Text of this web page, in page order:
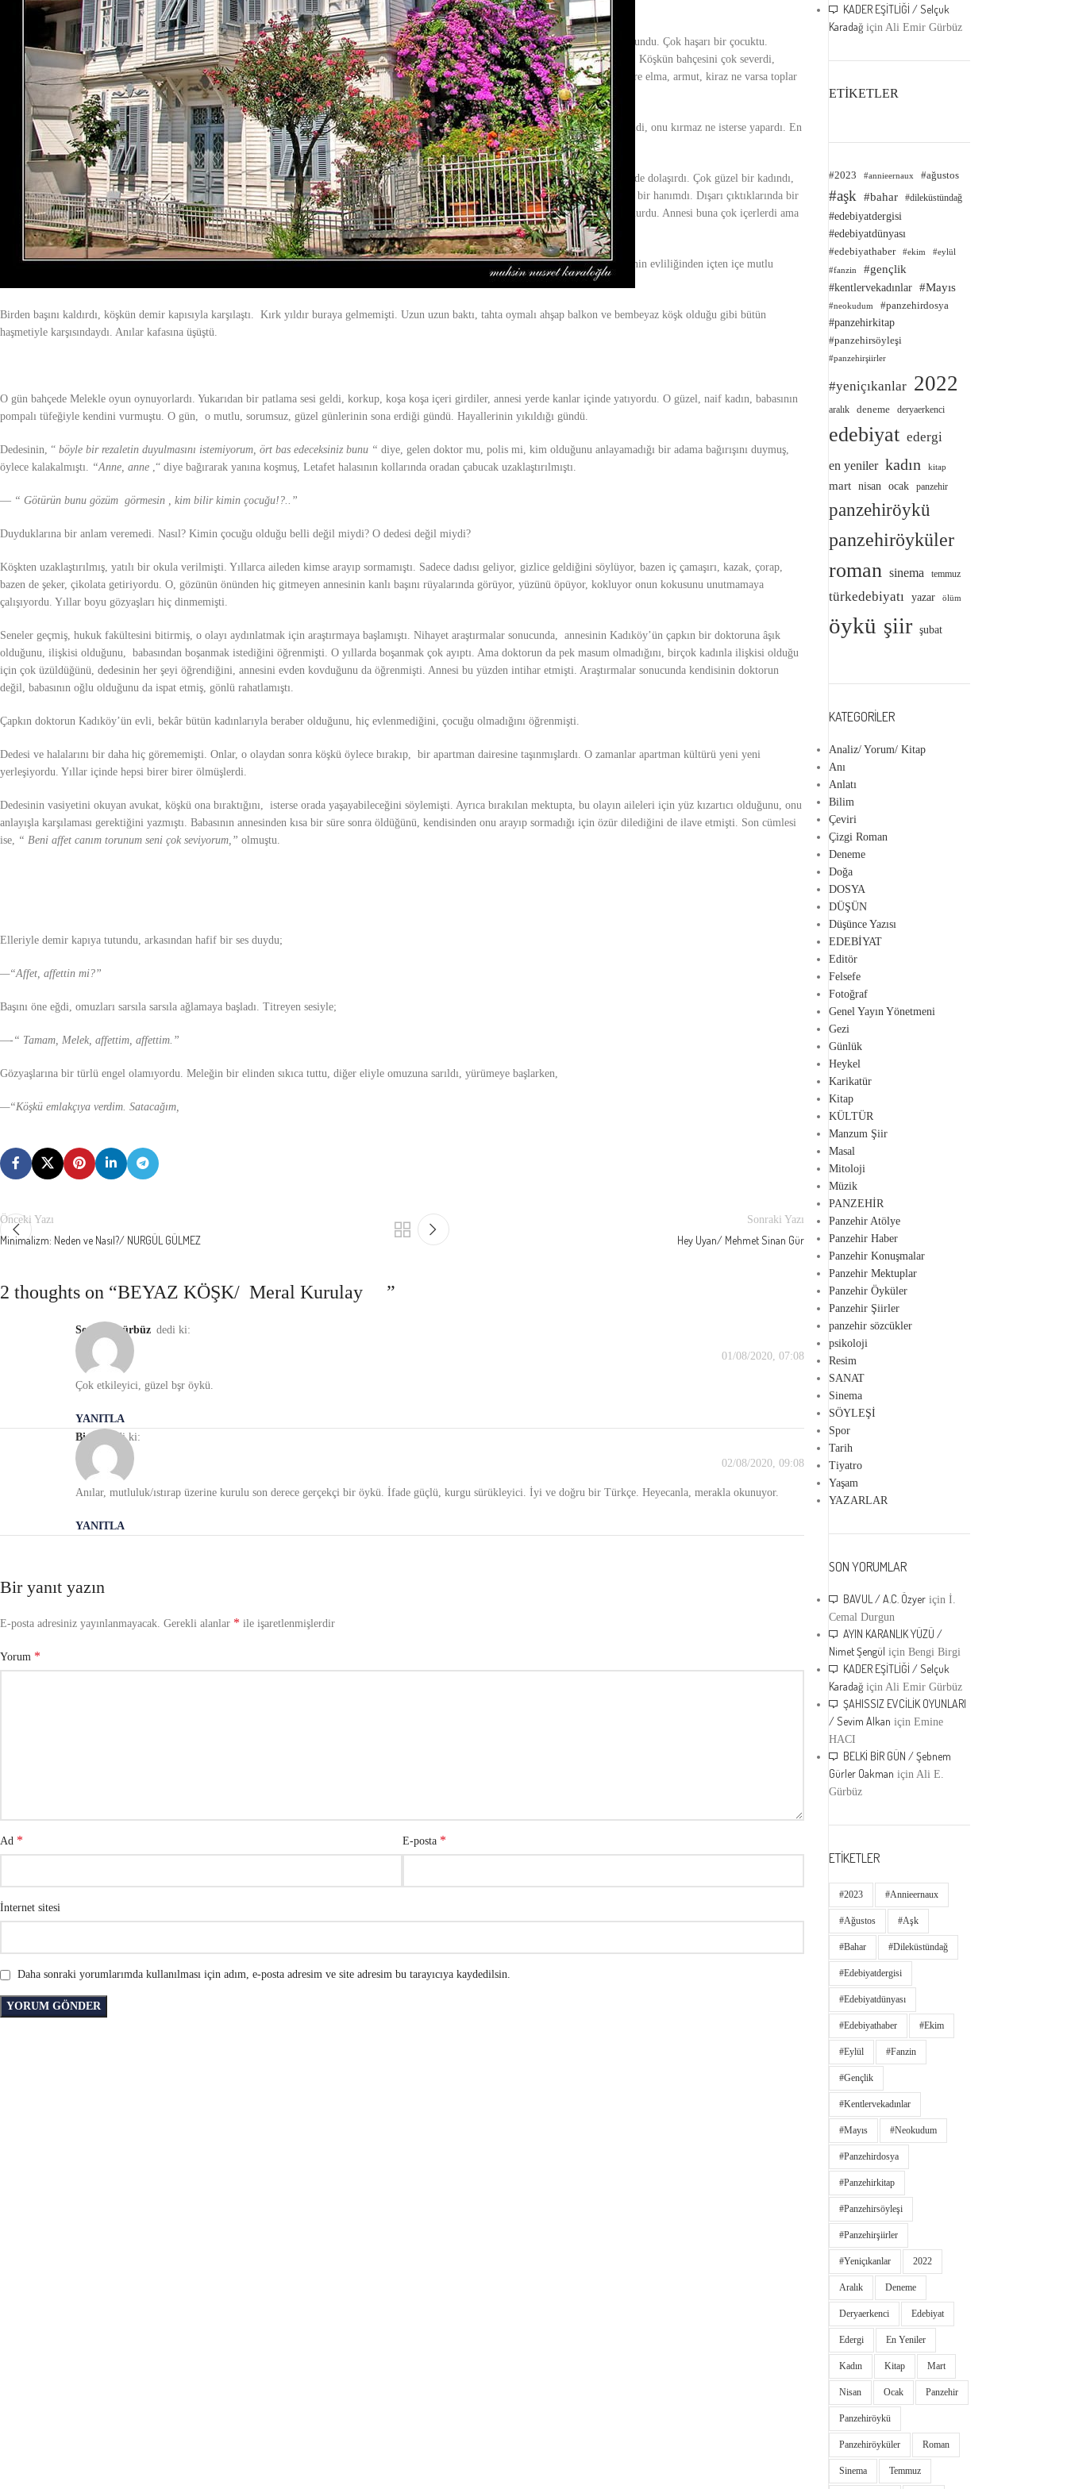
–Dedesi,“bize sepetçiler derler yavrum, biz sepetçiyiz, ” der, hep birlikte gülerlerdi.
Etrafta tanınan bilinen bir aileydiler. Onunda iki halası vardı hiç evlenmemişlerdi. Nezaket ve Nefaset, onu çok severlerdi, evde tek erkek torundu. Çok haşarı bir çocuktu.
Köşkün tırabzanlarından kayar, antika eşyalarla dolu salonda halalarıyla koşmaca oynardı. Yalnız bir çocuktu aslında, yine de çok mutluydu. Köşkün bahçesini çok severdi,
yeşillikler arasında oyun oynar, fıskiyeli havuzda kayığını yüzdürürdü. Bahçede her çeşit meyve ağacı vardı. Hepsine tırmanır, mevsimine göre elma, armut, kiraz ne varsa toplar
yerdi. Meyveler sepetlere doldurulur konu komşuya da verilirdi.
Çocukluğundan aklında kalanlar arasında, bir de Melek vardı. Melek dadısı Hayriye’nin kızıydı. Gerçekten melek gibi bir kızdı. Hırçın değildi, onu kırmaz ne isterse yapardı. En
güzel oyunlarını onunla oynar, ağaçlara birlikte tırmanır, koşar, güler, acayip eğlenirlerdi.
Babası sürekli çalışırdı, onu evde pek az görürdü. Akşamları işten geç gelirdi. Annesi hep yalnızdı. Ona üzülürdü… Hüzünlü bakışlarıyla evde dolaşırdı. Çok güzel bir kadındı,
simsiyah uzun saçları vardı, kemik bir tokayla toplasa da genelde açık bırakırdı. Yemyeşil gözleri, simsiyah kirpikleri, narin, uzun boylu hoş bir hanımdı. Dışarı çıktıklarında bir
gören dönüp bir daha bakardı. Dedesi annesinin yalnız dışarı çıkmasına izin vermezdi, mutlaka yanında halalardan biri ya da dadı Hayriye olurdu. Annesi buna çok içerlerdi ama
bir şey diyemezdi. Dedeme karşı çıkmak haddine mi düşmüştü? Boyun eğer, “peki Efendi Baba“derdi.
Bazı geceler annesinin sessizce ağladığına şahit olurdu. Gider sarılır, ne olduğunu sorar, ama o,“bir şey yok,”derdi. Küçücük aklıyla annesinin evliliğinden içten içe mutlu
Birden başını kaldırdı, köşkün demir kapısıyla karşılaştı. Kırk yıldır buraya gelmemişti. Uzun uzun baktı, tahta oymalı ahşap balkon ve bembeyaz köşk olduğu gibi bütün
haşmetiyle karşısındaydı. Anılar kafasına üşüştü.
O gün bahçede Melekle oyun oynuyorlardı. Yukarıdan bir patlama sesi geldi, korkup, koşa koşa içeri girdiler, annesi yerde kanlar içinde yatıyordu. O güzel, naif kadın, babasının
pompalı tüfeğiyle kendini vurmuştu. O gün, o mutlu, sorumsuz, güzel günlerinin sona erdiği gündü. Hayallerinin yıkıldığı gündü.
Dedesinin, “ böyle bir rezaletin duyulmasını istemiyorum, ört bas edeceksiniz bunu “ diye, gelen doktor mu, polis mi, kim olduğunu anlayamadığı bir adama bağırışını duymuş,
öylece kalakalmıştı.
“Anne, anne ,“ diye bağırarak yanına koşmuş, Letafet halasının kollarında oradan çabucak uzaklaştırılmıştı.
— “ Götürün bunu gözüm görmesin , kim bilir kimin çocuğu!?..”
Duyduklarına bir anlam veremedi. Nasıl? Kimin çocuğu olduğu belli değil miydi? O dedesi değil miydi?
Köşkten uzaklaştırılmış, yatılı bir okula verilmişti. Yıllarca aileden kimse arayıp sormamıştı. Sadece dadısı geliyor, gizlice geldiğini söylüyor, bazen iç çamaşırı, kazak, çorap,
bazen de şeker, çikolata getiriyordu. O, gözünün önünden hiç gitmeyen annesinin kanlı başını rüyalarında görüyor, yüzünü öpüyor, kokluyor onun kokusunu unutmamaya
çalışıyordu. Yıllar boyu gözyaşları hiç dinmemişti.
Seneler geçmiş, hukuk fakültesini bitirmiş, o olayı aydınlatmak için araştırmaya başlamıştı. Nihayet araştırmalar sonucunda, annesinin Kadıköy’ün çapkın bir doktoruna âşık
olduğunu, ilişkisi olduğunu, babasından boşanmak istediğini öğrenmişti. O yıllarda boşanmak çok ayıptı. Ama doktorun da pek masum olmadığını, birçok kadınla ilişkisi olduğu
için çok üzüldüğünü, dedesinin her şeyi öğrendiğini, annesini evden kovduğunu da öğrenmişti. Annesi bu yüzden intihar etmişti. Araştırmalar sonucunda kendisinin doktorun
değil, babasının oğlu olduğunu da ispat etmiş, gönlü rahatlamıştı.
Çapkın doktorun Kadıköy’ün evli, bekâr bütün kadınlarıyla beraber olduğunu, hiç evlenmediğini, çocuğu olmadığını öğrenmişti.
Dedesi ve halalarını bir daha hiç görememişti. Onlar, o olaydan sonra köşkü öylece bırakıp, bir apartman dairesine taşınmışlardı. O zamanlar apartman kültürü yeni yeni
yerleşiyordu. Yıllar içinde hepsi birer birer ölmüşlerdi.
Dedesinin vasiyetini okuyan avukat, köşkü ona bıraktığını, isterse orada yaşayabileceğini söylemişti. Ayrıca bırakılan mektupta, bu olayın aileleri için yüz kızartıcı olduğunu, onu
anlayışla karşılaması gerektiğini yazmıştı. Babasının annesinden kısa bir süre sonra öldüğünü, kendisinden onu arayıp sormadığı için özür dilediğini de ilave etmişti. Son cümlesi
ise,
“ Beni affet canım torunum seni çok seviyorum,” olmuştu.
Elleriyle demir kapıya tutundu, arkasından hafif bir ses duydu;
—“Affet, affettin mi?”
Başını öne eğdi, omuzları sarsıla sarsıla ağlamaya başladı. Titreyen sesiyle;
—-“ Tamam, Melek, affettim, affettim.”
Gözyaşlarına bir türlü engel olamıyordu. Meleğin bir elinden sıkıca tuttu, diğer eliyle omuzuna sarıldı, yürümeye başlarken,
—“Köşkü emlakçıya verdim. Satacağım,
Önceki Yazı
Minimalizm: Neden ve Nasıl?/ NURGÜL GÜLMEZ
Sonraki Yazı
Hey Uyan/ Mehmet Sinan Gür
2 thoughts on “BEYAZ KÖŞK/ Meral Kurulay ”
Sedef Ergürbüz dedi ki:
01/08/2020, 07:08
Çok etkileyici, güzel bşr öykü.
YANITLA
Bigat
dedi ki:
02/08/2020, 09:08
Anılar, mutluluk/ıstırap üzerine kurulu son derece gerçekçi bir öykü. İfade güçlü, kurgu sürükleyici. İyi ve doğru bir Türkçe. Heyecanla, merakla okunuyor.
YANITLA
Bir yanıt yazın
E-posta adresiniz yayınlanmayacak. Gerekli alanlar * ile işaretlenmişlerdir
Yorum *
Ad * E-posta *
İnternet sitesi
Daha sonraki yorumlarımda kullanılması için adım, e-posta adresim ve site adresim bu tarayıcıya kaydedilsin.
KADER EŞİTLİĞİ / Selçuk
Karadağ için Ali Emir Gürbüz
ETİKETLER
#2023 #annieernaux #ağustos
#aşk #bahar #dileküstündağ
#edebiyatdergisi
#edebiyatdünyası
#edebiyathaber #ekim #eylül
#fanzin
#gençlik
#kentlervekadınlar #Mayıs
#neokudum
#panzehirdosya
#panzehirkitap
#panzehirsöyleşi
#panzehirşiirler
#yeniçıkanlar 2022
aralık deneme deryaerkenci
edebiyat edergi
en yeniler kadın kitap
mart nisan ocak panzehir
panzehiröykü
panzehiröyküler
roman sinema temmuz
türkedebiyatı yazar ölüm
öykü şiir şubat
KATEGORILER
Analiz/ Yorum/ Kitap
Anı
Anlatı
Bilim
Çeviri
Çizgi Roman
Deneme
Doğa
DOSYA
DÜŞÜN
Düşünce Yazısı
EDEBİYAT
Editör
Felsefe
Fotoğraf
Genel Yayın Yönetmeni
Gezi
Günlük
Heykel
Karikatür
Kitap
KÜLTÜR
Manzum Şiir
Masal
Mitoloji
Müzik
PANZEHİR
Panzehir Atölye
Panzehir Haber
Panzehir Konuşmalar
Panzehir Mektuplar
Panzehir Öyküler
Panzehir Şiirler
panzehir sözcükler
psikoloji
Resim
SANAT
Sinema
SÖYLEŞİ
Spor
Tarih
Tiyatro
Yaşam
YAZARLAR
SON YORUMLAR
BAVUL / A.C. Özyer içinİ.
Cemal Durgun
AYIN KARANLIK YÜZÜ /
Nimet Şengül içinBengi Birgi
KADER EŞİTLİĞİ / Selçuk
Karadağ için Ali Emir Gürbüz
ŞAHISSIZ EVCİLİK OYUNLARI
/ Sevim Alkan içinEmine
HACI
BELKİ BİR GÜN / Şebnem
Gürler Oakman için Ali E.
Gürbüz
ETİKETLER
#2023 #annieernaux
#ağustos #aşk
#bahar #dileküstündağ
#edebiyatdergisi
#edebiyatdünyası
#edebiyathaber #ekim
#eylül #fanzin
#gençlik
#kentlervekadınlar
#Mayıs #neokudum
#panzehirdosya
#panzehirkitap
#panzehirsöyleşi
#panzehirşiirler
#yeniçıkanlar 2022
Aralık Deneme
Deryaerkenci Edebiyat
Edergi En Yeniler
Kadın Kitap Mart
Nisan Ocak Panzehir
Panzehiröykü
Panzehiröyküler Roman
Sinema Temmuz